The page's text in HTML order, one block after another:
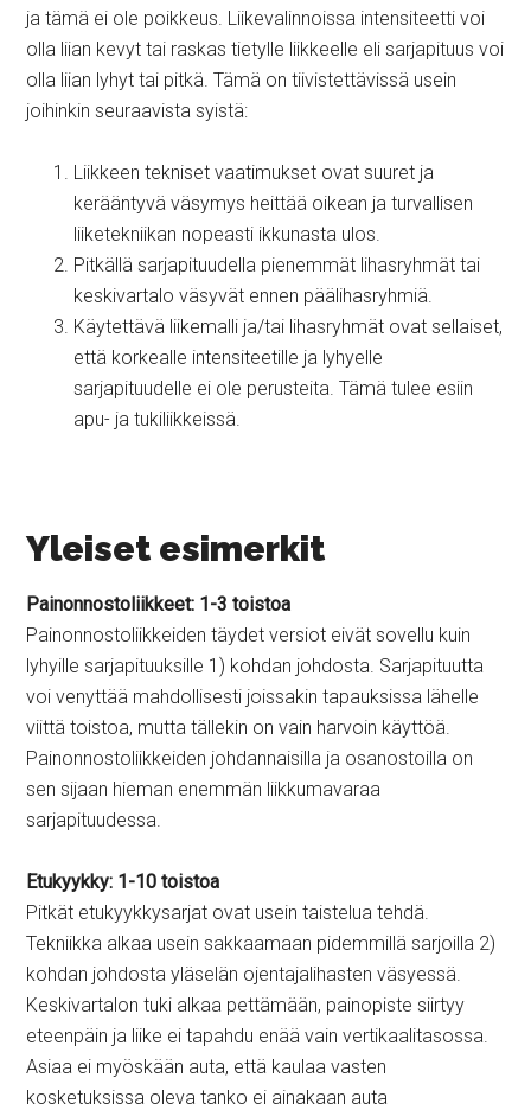
ja tämä ei ole poikkeus. Liikevalinnoissa intensiteetti voi
olla liian kevyt tai raskas tietylle liikkeelle eli sarjapituus voi
olla liian lyhyt tai pitkä. Tämä on tiivistettävissä usein
joihinkin seuraavista syistä:
Liikkeen tekniset vaatimukset ovat suuret ja
kerääntyvä väsymys heittää oikean ja turvallisen
liiketekniikan nopeasti ikkunasta ulos.
Pitkällä sarjapituudella pienemmät lihasryhmät tai
keskivartalo väsyvät ennen päälihasryhmiä.
Käytettävä liikemalli ja/tai lihasryhmät ovat sellaiset,
että korkealle intensiteetille ja lyhyelle
sarjapituudelle ei ole perusteita. Tämä tulee esiin
apu- ja tukiliikkeissä.
Yleiset esimerkit
Painonnostoliikkeet: 1-3 toistoa
Painonnostoliikkeiden täydet versiot eivät sovellu kuin
lyhyille sarjapituuksille 1) kohdan johdosta. Sarjapituutta
voi venyttää mahdollisesti joissakin tapauksissa lähelle
viittä toistoa, mutta tällekin on vain harvoin käyttöä.
Painonnostoliikkeiden johdannaisilla ja osanostoilla on
sen sijaan hieman enemmän liikkumavaraa
sarjapituudessa.
Etukyykky: 1-10 toistoa
Pitkät etukyykkysarjat ovat usein taistelua tehdä.
Tekniikka alkaa usein sakkaamaan pidemmillä sarjoilla 2)
kohdan johdosta yläselän ojentajalihasten väsyessä.
Keskivartalon tuki alkaa pettämään, painopiste siirtyy
eteenpäin ja liike ei tapahdu enää vain vertikaalitasossa.
Asiaa ei myöskään auta, että kaulaa vasten
kosketuksissa oleva tanko ei ainakaan auta